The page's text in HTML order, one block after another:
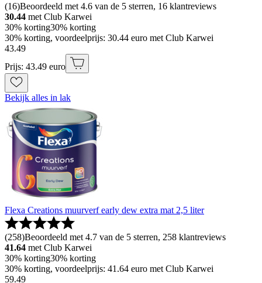
(16)Beoordeeld met 4.6 van de 5 sterren, 16 klantreviews
30.44 met Club Karwei
30% korting30% korting
30% korting, voordeelprijs: 30.44 euro met Club Karwei
43.49
Prijs: 43.49 euro
Bekijk alles in lak
Flexa Creations muurverf early dew extra mat 2,5 liter
(258)Beoordeeld met 4.7 van de 5 sterren, 258 klantreviews
41.64 met Club Karwei
30% korting30% korting
30% korting, voordeelprijs: 41.64 euro met Club Karwei
59.49